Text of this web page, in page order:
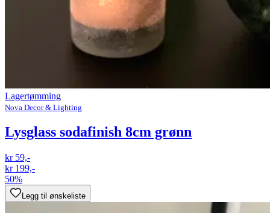
Lagertømming
Nova Decor & Lighting
Lysglass sodafinish 8cm grønn
kr 59,-
kr 199,-
50%
Legg til ønskeliste